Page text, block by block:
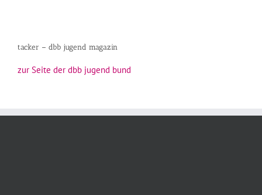
tacker – dbb jugend magazin
zur Seite der dbb jugend bund